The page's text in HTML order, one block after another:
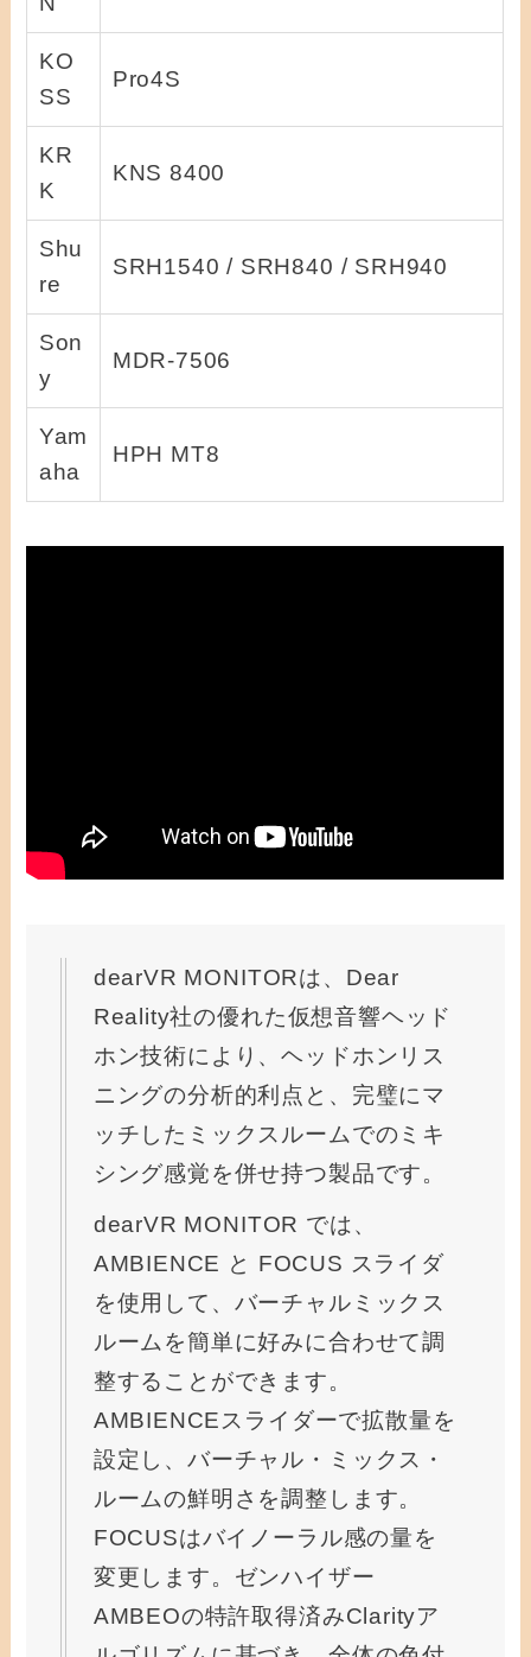
KO
SS
Pro4S
KR
K
KNS 8400
Shu
re
SRH1540 / SRH840 / SRH940
Son
y
MDR-7506
Yam
aha
HPH MT8
dearVR MONITORは、Dear
Reality社の優れた仮想音響ヘッド
ホン技術により、ヘッドホンリス
ニングの分析的利点と、完璧にマ
ッチしたミックスルームでのミキ
シング感覚を併せ持つ製品です。
dearVR MONITOR では、
AMBIENCE と FOCUS スライダ
を使用して、バーチャルミックス
ルームを簡単に好みに合わせて調
整することができます。
AMBIENCEスライダーで拡散量を
設定し、バーチャル・ミックス・
ルームの鮮明さを調整します。
FOCUSはバイノーラル感の量を
変更します。ゼンハイザー
AMBEOの特許取得済みClarityア